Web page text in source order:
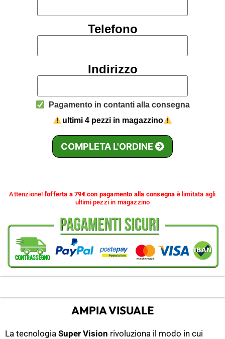
Telefono
Indirizzo
Pagamento in contanti alla consegna
ultimi 4 pezzi in magazzino
COMPLETA L'ORDINE
Attenzione! l'offerta a 79€ con pagamento alla consegna è limitata agli
ultimi pezzi in magazzino
AMPIA VISUALE
La tecnologia Super Vision rivoluziona il modo in cui